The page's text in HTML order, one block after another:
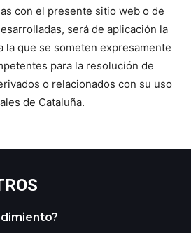
con el presente sitio web o de
será de aplicación la
la que se someten expresamente
para la resolución de
o relacionados con su uso
de Cataluña.